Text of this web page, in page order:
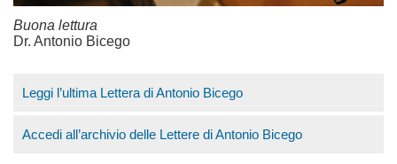
Buona lettura
Dr. Antonio Bicego
Leggi l’ultima Lettera di Antonio Bicego
Accedi all’archivio delle Lettere di Antonio Bicego